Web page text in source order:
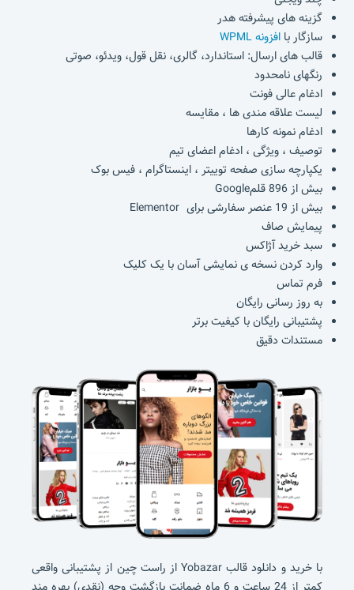
گزینه های پیشرفته هدر
سازگار با افزونه WPML
قالب های ارسال: استاندارد، گالری، نقل قول، ویدئو، صوتی
رنگهای نامحدود
ادغام عالی فونت
لیست علاقه مندی ها ، مقایسه
ادغام نمونه کارها
توصیف ، ویژگی ، ادغام اعضای تیم
یکپارچه سازی صفحه توییتر ، اینستاگرام ، فیس بوک
بیش از 896 قلمGoogle
بیش از 19 عنصر سفارشی برای Elementor
پیمایش صاف
سبد خرید آژاکس
وارد کردن نسخه ی نمایشی آسان با یک کلیک
فرم تماس
به روز رسانی رایگان
پشتیبانی رایگان با کیفیت برتر
مستندات دقیق
با خرید و دانلود قالب Yobazar از راست چین از پشتیبانی واقعی